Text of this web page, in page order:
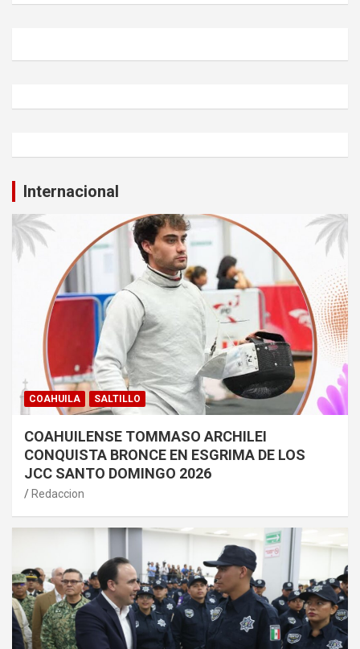
Internacional
COAHUILA SALTILLO
COAHUILENSE TOMMASO ARCHILEI
CONQUISTA BRONCE EN ESGRIMA DE LOS
JCC SANTO DOMINGO 2026
Redaccion